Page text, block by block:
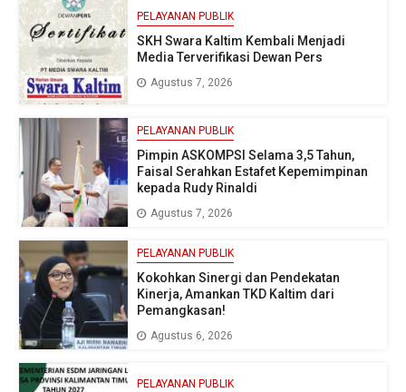
PELAYANAN PUBLIK
SKH Swara Kaltim Kembali Menjadi
Media Terverifikasi Dewan Pers
Agustus 7, 2026
PELAYANAN PUBLIK
Pimpin ASKOMPSI Selama 3,5 Tahun,
Faisal Serahkan Estafet Kepemimpinan
kepada Rudy Rinaldi
Agustus 7, 2026
PELAYANAN PUBLIK
Kokohkan Sinergi dan Pendekatan
Kinerja, Amankan TKD Kaltim dari
Pemangkasan!
Agustus 6, 2026
PELAYANAN PUBLIK